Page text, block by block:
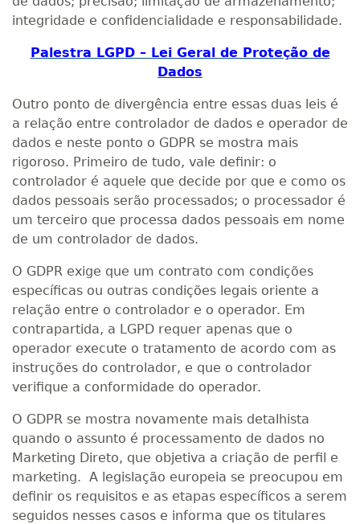
integridade e confidencialidade e responsabilidade.
Palestra LGPD – Lei Geral de Proteção de
Dados
Outro ponto de divergência entre essas duas leis é
a relação entre controlador de dados e operador de
dados e neste ponto o GDPR se mostra mais
rigoroso. Primeiro de tudo, vale definir: o
controlador é aquele que decide por que e como os
dados pessoais serão processados; o processador é
um terceiro que processa dados pessoais em nome
de um controlador de dados.
O GDPR exige que um contrato com condições
específicas ou outras condições legais oriente a
relação entre o controlador e o operador. Em
contrapartida, a LGPD requer apenas que o
operador execute o tratamento de acordo com as
instruções do controlador, e que o controlador
verifique a conformidade do operador.
O GDPR se mostra novamente mais detalhista
quando o assunto é processamento de dados no
Marketing Direto, que objetiva a criação de perfil e
marketing. A legislação europeia se preocupou em
definir os requisitos e as etapas específicos a serem
seguidos nesses casos e informa que os titulares